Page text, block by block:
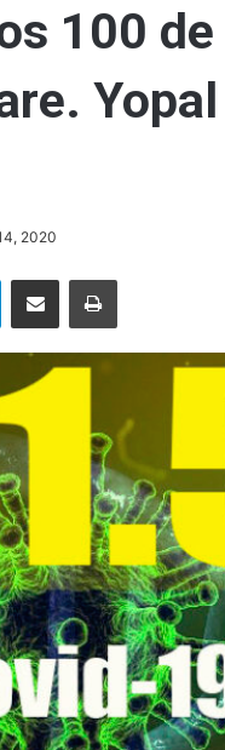
100
2020
TelegramCompartir por correo electrónicoImprimir